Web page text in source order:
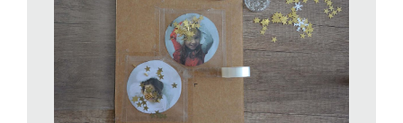
Quindi chiudete sempre con il nastro adesivo.
Con la colla spray o il bastoncino di colla incollate la carta da
pacco al cartone che funge da base al vostro quadro in modo
da incorniciare le vostre fotografie. Aggiungete dei nastri con
fiocco abbinato.Ritagliate dal cartoncino bianco 6 tondi della